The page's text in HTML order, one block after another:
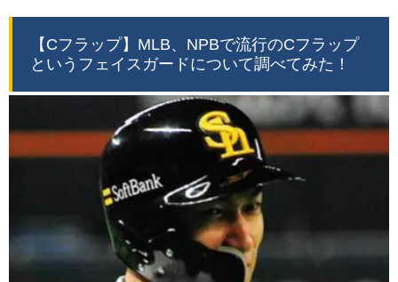
【Cフラップ】MLB、NPBで流行のCフラップ
というフェイスガードについて調べてみた！